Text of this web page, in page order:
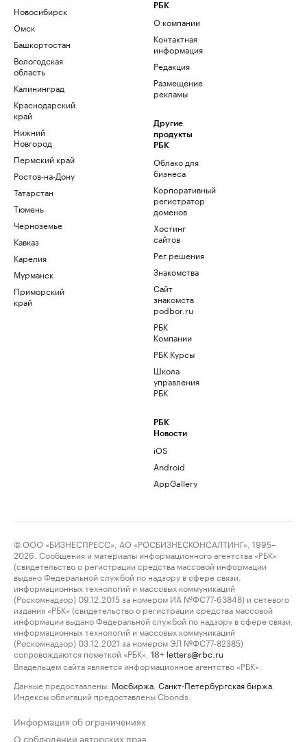
Новосибирск
Омск
Башкортостан
Вологодская
область
Калининград
Краснодарский
край
Нижний
Новгород
Пермский край
Ростов-на-Дону
Татарстан
Тюмень
Черноземье
Кавказ
Карелия
Мурманск
Приморский
край
РБК
О компании
Контактная
информация
Редакция
Размещение
рекламы
Другие
продукты
РБК
Облако для
бизнеса
Корпоративный
регистратор
доменов
Хостинг
сайтов
Рег.решения
Знакомства
Сайт
знакомств
podbor.ru
РБК
Компании
РБК Курсы
Школа
управления
РБК
РБК
Новости
iOS
Android
AppGallery
© ООО «БИЗНЕСПРЕСС», АО «РОСБИЗНЕСКОНСАЛТИНГ», 1995–
2026. Сообщения и материалы информационного агентства «РБК»
(свидетельство о регистрации средства массовой информации
выдано Федеральной службой по надзору в сфере связи,
информационных технологий и массовых коммуникаций
(Роскомнадзор) 09.12.2015 за номером ИА №ФС77-63848) и сетевого
издания «РБК» (свидетельство о регистрации средства массовой
информации выдано Федеральной службой по надзору в сфере связи,
информационных технологий и массовых коммуникаций
(Роскомнадзор) 03.12.2021 за номером ЭЛ №ФС77-82385)
сопровождаются пометкой «РБК».
18+ letters@rbc.ru
Владельцем сайта является информационное агентство «РБК».
Данные предоставлены: Мосбиржа Санкт-Петербургская биржа
Индексы облигаций предоставлены Cbonds.
Информация об ограничениях
О соблюдении авторских прав